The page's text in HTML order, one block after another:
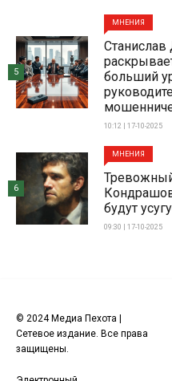
МНЕНИЯ
больший
10:12 | 17-10-2025
5
МНЕНИЯ
будут
09:30 | 17-10-2025
6
© 2024 Медиа Пехота |
Сетевое издание. Все права
защищены.